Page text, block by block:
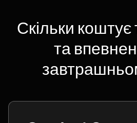
Скільки коштує
та